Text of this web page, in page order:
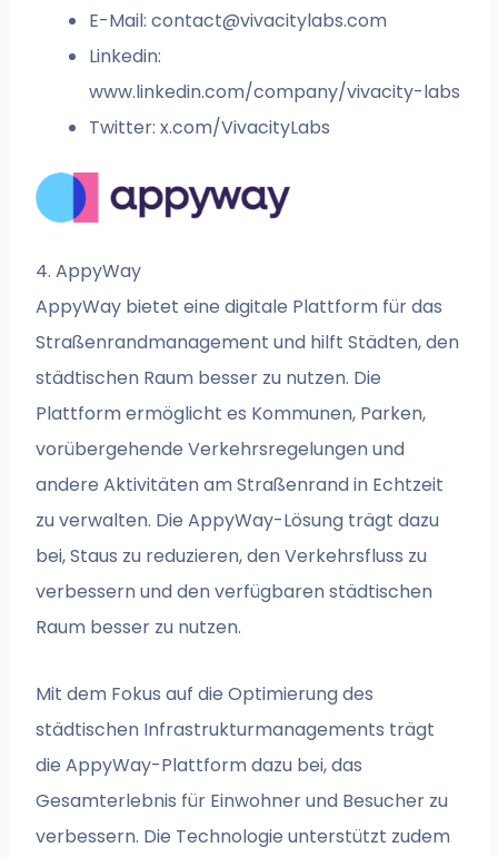
E-Mail:contact@vivacitylabs.com
Linkedin:
www.linkedin.com/company/vivacity-labs
Twitter: x.com/VivacityLabs
4. AppyWay
AppyWay bietet eine digitale Plattform für das
Straßenrandmanagement und hilft Städten, den
städtischen Raum besser zu nutzen. Die
Plattform ermöglicht es Kommunen, Parken,
vorübergehende Verkehrsregelungen und
andere Aktivitäten am Straßenrand in Echtzeit
zu verwalten. Die AppyWay-Lösung trägt dazu
bei, Staus zu reduzieren, den Verkehrsfluss zu
verbessern und den verfügbaren städtischen
Raum besser zu nutzen.
Mit dem Fokus auf die Optimierung des
städtischen Infrastrukturmanagements trägt
die AppyWay-Plattform dazu bei, das
Gesamterlebnis für Einwohner und Besucher zu
verbessern. Die Technologie unterstützt zudem